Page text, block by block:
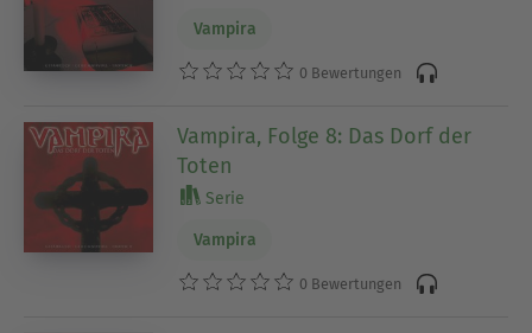
Vampira
0 Bewertungen
Vampira, Folge 8: Das Dorf der
Toten
Serie
Vampira
0 Bewertungen